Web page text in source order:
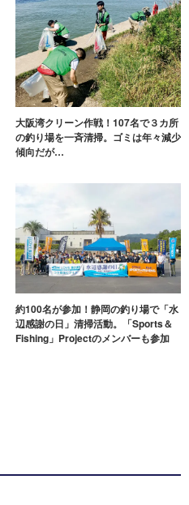
大阪湾クリーン作戦！107名で３カ所
の釣り場を一斉清掃。ゴミは年々減少
傾向だが…
約100名が参加！静岡の釣り場で「水
辺感謝の日」清掃活動。「Sports＆
Fishing」Projectのメンバーも参加